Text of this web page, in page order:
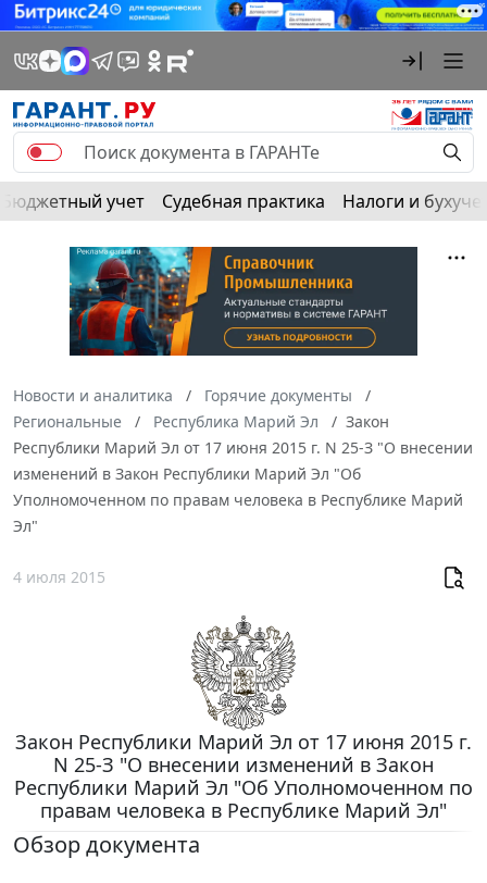
Бюджетный учет Судебная практика Налоги и
Новости и аналитика
Горячие документы
Региональные
Республика Марий Эл
Закон
Республики Марий Эл от 17 июня 2015 г. N 25-З "О внесении
изменений в Закон Республики Марий Эл "Об
Уполномоченном по правам человека в Республике Марий
Эл"
4 июля 2015
Закон Республики Марий Эл от 17 июня 2015 г.
N 25-З "О внесении изменений в Закон
Республики Марий Эл "Об Уполномоченном по
правам человека в Республике Марий Эл"
Обзор документа